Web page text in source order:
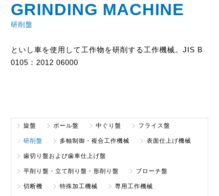
GRINDING MACHINE
研削盤
といし車を使用して工作物を研削する工作機械。JIS B
0105：2012 06000
旋盤 ボール盤 中ぐり盤 フライス盤
研削盤 多軸制御・複合工作機械 表面仕上げ機械
歯切り盤および歯車仕上げ盤
平削り盤・立て削り盤・形削り盤 ブローチ盤
切断機 特殊加工機械 専用工作機械